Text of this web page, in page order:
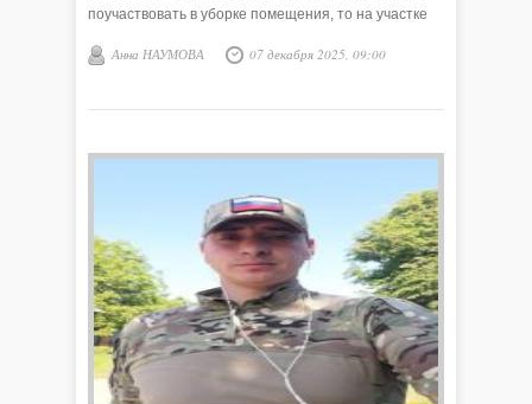
поучаствовать в уборке помещения, то на участке
километров, туда и обратно – на рейсовом
на месте, добровольно предложит свою помощь и
Анна НАУМОВА 07 декабря 2025, 09:00